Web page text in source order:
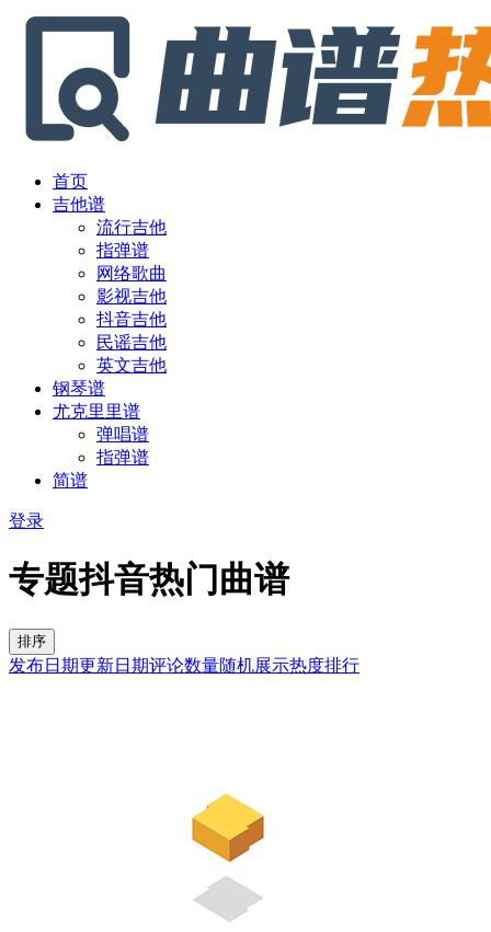
首页
吉他谱
流行吉他
指弹谱
网络歌曲
影视吉他
抖音吉他
民谣吉他
英文吉他
钢琴谱
尤克里里谱
弹唱谱
指弹谱
简谱
登录
专题抖音热门曲谱
排序
发布日期更新日期评论数量随机展示热度排行